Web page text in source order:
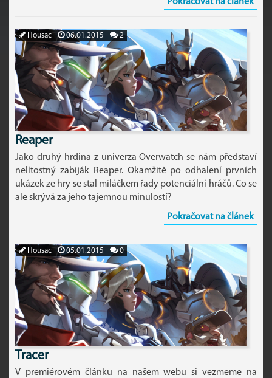
Housac 06.01.2015 2
Reaper
Jako druhý hrdina z univerza Overwatch se nám představí
nelítostný zabiják Reaper. Okamžitě po odhalení prvních
ukázek ze hry se stal miláčkem řady potenciální hráčů. Co se
ale skrývá za jeho tajemnou minulostí?
Pokračovat na článek
Housac 05.01.2015 0
Tracer
V premiérovém článku na našem webu si vezmeme na